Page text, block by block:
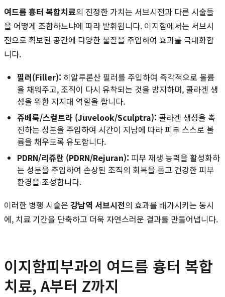
여드름 흉터 복합치료의 진정한 가치는 서브시전과 다른 시술들
을 어떻게 조합하느냐에 따라 발휘됩니다. 이지함에서는 서브시
전으로 확보된 공간에 다양한 물질을 주입하여 효과를 극대화합
니다.
필러(Filler): 히알루론산 필러를 주입하여 즉각적으로 볼륨
을 채워주고, 조직이 다시 유착되는 것을 방지하며, 콜라겐 생
성을 위한 지지대 역할을 합니다.
쥬베룩/스컬트라 (Juvelook/Sculptra): 콜라겐 생성을 촉
진하는 성분을 주입하여 시간이 지남에 따라 피부 스스로 볼
륨을 채우도록 유도합니다.
PDRN/리쥬란 (PDRN/Rejuran): 피부 재생 능력을 활성화하
는 성분을 주입하여 손상된 조직의 회복을 돕고 건강한 피부
환경을 조성합니다.
이러한 병행 시술은 강남역 서브시전의 효과를 배가시키는 동시
에, 치료 기간을 단축하고 더욱 자연스러운 결과를 만들어냅니다.
이지함피부과의 여드름 흉터 복합
치료, A부터 Z까지